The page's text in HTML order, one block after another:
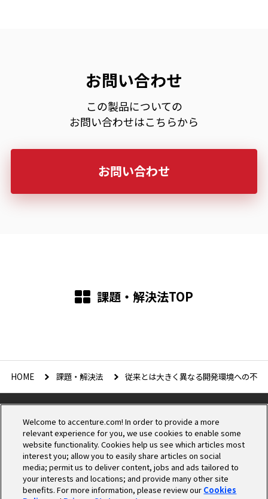
お問い合わせ
この製品についての
お問い合わせはこちらから
お問い合わせ
課題・解決法TOP
HOME 課題・解決法
Cookieの設定
Welcome to accenture.com! In order to provide a more
relevant experience for you, we use cookies to enable some
website functionality. Cookies help us see which articles most
interest you; allow you to easily share articles on social
media; permit us to deliver content, jobs and ads tailored to
your interests and locations; and provide many other site
benefits. For more information, please review our Cookies